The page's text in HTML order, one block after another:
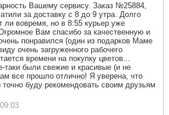
Вашему сервису. Заказ №25884,
за доставку с 8 до 9 утра. Долго
ли вовремя, но в 8:55 курьер уже
Вам спасибо за качественную и
понравился (один из подарков Маме
очень загруженного рабочего
времени на покупку цветов...
таки были свежие и красивые (и не
все прошло отлично! Я уверена, что
буду рекомендовать своим друзьям